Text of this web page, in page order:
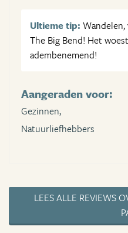
Ultieme tip:
The Big Bend! Het
adembenemend!
Aangeraden voor:
Gezinnen,
Natuurliefhebbers
LEES ALLE REVIEWS